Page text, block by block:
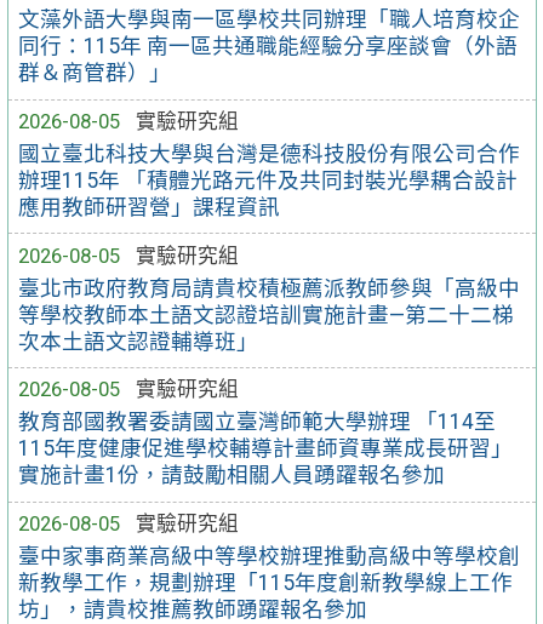
文藻外語大學與南一區學校共同辦理「職人培育校企
同行：115年 南一區共通職能經驗分享座談會（外語
群＆商管群）」
2026-08-05
實驗研究組
國立臺北科技大學與台灣是德科技股份有限公司合作
辦理115年 「積體光路元件及共同封裝光學耦合設計
應用教師研習營」課程資訊
2026-08-05
實驗研究組
臺北市政府教育局請貴校積極薦派教師參與「高級中
等學校教師本土語文認證培訓實施計畫—第二十二梯
次本土語文認證輔導班」
2026-08-05
實驗研究組
教育部國教署委請國立臺灣師範大學辦理 「114至
115年度健康促進學校輔導計畫師資專業成長研習」
實施計畫1份，請鼓勵相關人員踴躍報名參加
2026-08-05
實驗研究組
臺中家事商業高級中等學校辦理推動高級中等學校創
新教學工作，規劃辦理「115年度創新教學線上工作
坊」，請貴校推薦教師踴躍報名參加